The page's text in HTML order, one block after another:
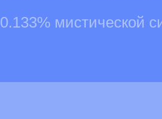
0.133% мистической